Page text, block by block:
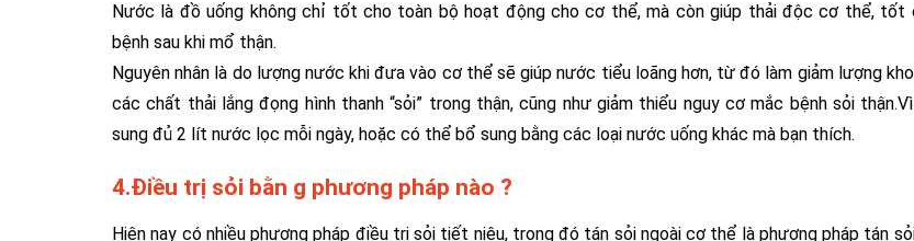
Nước là đồ uống không chỉ tốt cho toàn bộ hoạt động cho cơ thể, mà còn giúp thải độc cơ thể, tốt
bệnh sau khi mổ thận.
Nguyên nhân là do lượng nước khi đưa vào cơ thể sẽ giúp nước tiểu loãng hơn, từ đó làm giảm lượng
các chất thải lắng đọng hình thanh “sỏi” trong thận, cũng như giảm thiểu nguy cơ mắc bệnh sỏi
sung đủ 2 lít nước lọc mỗi ngày, hoặc có thể bổ sung bằng các loại nước uống khác mà bạn thích.
4.Điều trị sỏi bằn g phương pháp nào ?
Hiện nay có nhiều phương pháp điều trị sỏi tiết niệu, trong đó tán sỏi ngoài cơ thể là phương pháp tán